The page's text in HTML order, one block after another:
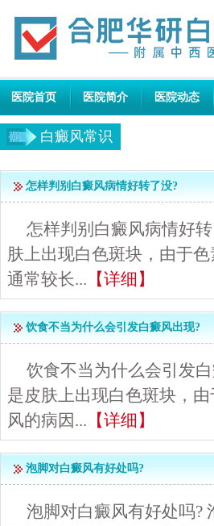
医院首页 医院简介 医院动态
白癜风常识
怎样判别白癜风病情好转了没?
怎样判别白癜风病情好
肤上出现白色斑块，由于
通常较长... 【详细】
饮食不当为什么会引发白癜风出现?
饮食不当为什么会引发
是皮肤上出现白色斑块，
风的病因... 【详细】
泡脚对白癜风有好处吗?
泡脚对白癜风有好处吗?